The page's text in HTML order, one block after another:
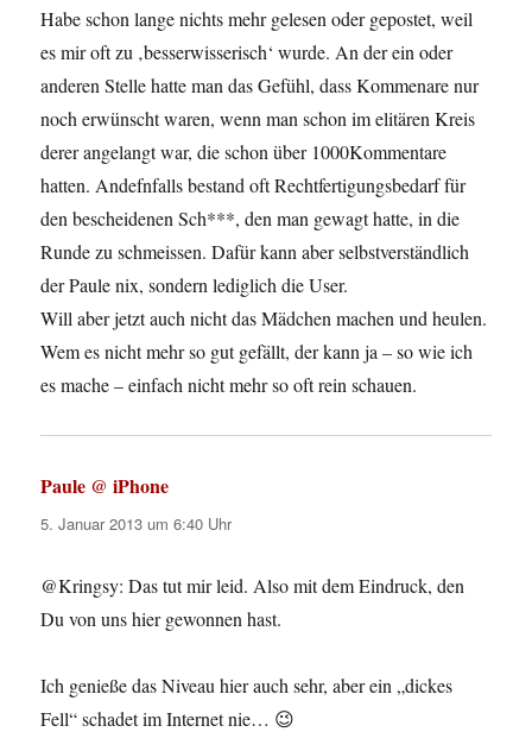
Habe schon lange nichts mehr gelesen oder gepostet, weil
es mir oft zu ‚besserwisserisch‘ wurde. An der ein oder
anderen Stelle hatte man das Gefühl, dass Kommenare nur
noch erwünscht waren, wenn man schon im elitären Kreis
derer angelangt war, die schon über 1000Kommentare
hatten. Andefnfalls bestand oft Rechtfertigungsbedarf für
den bescheidenen Sch***, den man gewagt hatte, in die
Runde zu schmeissen. Dafür kann aber selbstverständlich
der Paule nix, sondern lediglich die User.
Will aber jetzt auch nicht das Mädchen machen und heulen.
Wem es nicht mehr so gut gefällt, der kann ja – so wie ich
es mache – einfach nicht mehr so oft rein schauen.
Paule @ iPhone
5. Januar 2013 um 6:40 Uhr
@Kringsy: Das tut mir leid. Also mit dem Eindruck, den
Du von uns hier gewonnen hast.
Ich genieße das Niveau hier auch sehr, aber ein „dickes
Fell“ schadet im Internet nie… 😉